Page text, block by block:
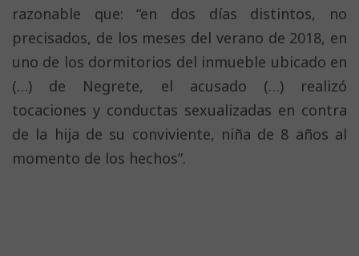
razonable que: “en dos días distintos, no
precisados, de los meses del verano de 2018, en
uno de los dormitorios del inmueble ubicado en
(…) de Negrete, el acusado (…) realizó
tocaciones y conductas sexualizadas en contra
de la hija de su conviviente, niña de 8 años al
momento de los hechos”.